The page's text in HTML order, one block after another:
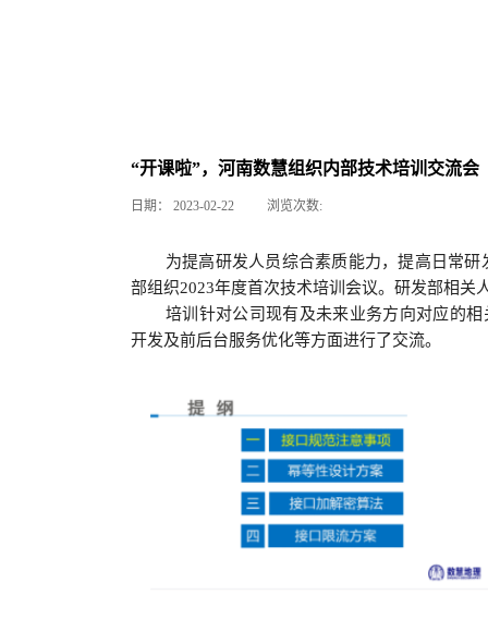
“开课啦”，河南数慧组织内部技术培训交流会
日期： 2023-02-22 浏览次数:
为提高研发人员综合素质能力，提高日常
部组织2023年度首次技术培训会议。研发部相关
培训针对公司现有及未来业务方向对应的
开发及前后台服务优化等方面进行了交流。